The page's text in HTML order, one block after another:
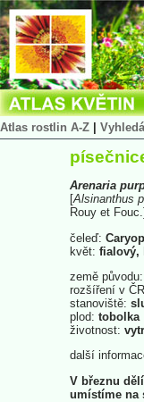
Atlas rostlin A-Z
Arenaria
[Alsinanthus
Rouy et Fouc.]
čeleď:
květ: fialový,
země původu:
rozšíření v
stanoviště:
plod: tobolka
životnost:
další
V březnu
umístíme na